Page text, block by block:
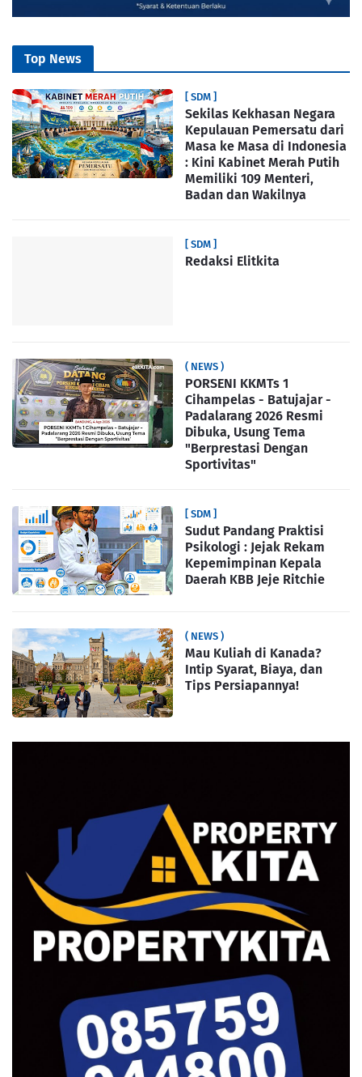
Top News
[ SDM ]
Sekilas Kekhasan Negara
Kepulauan Pemersatu dari
Masa ke Masa di Indonesia
: Kini Kabinet Merah Putih
Memiliki 109 Menteri,
Badan dan Wakilnya
[ SDM ]
Redaksi Elitkita
( NEWS )
PORSENI KKMTs 1
Cihampelas - Batujajar -
Padalarang 2026 Resmi
Dibuka, Usung Tema
"Berprestasi Dengan
Sportivitas"
[ SDM ]
Sudut Pandang Praktisi
Psikologi : Jejak Rekam
Kepemimpinan Kepala
Daerah KBB Jeje Ritchie
( NEWS )
Mau Kuliah di Kanada?
Intip Syarat, Biaya, dan
Tips Persiapannya!